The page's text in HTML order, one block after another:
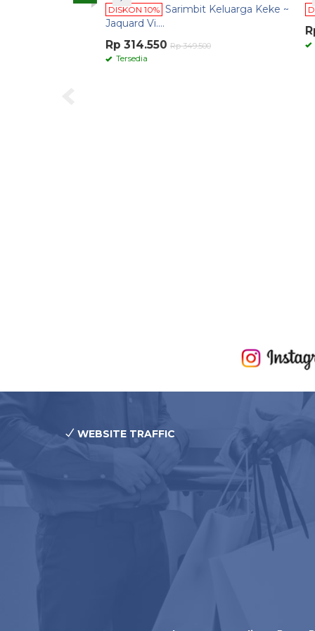
DISKON 10% Sarimbit Keluarga Keke ~
Jaquard Vi....
Rp 314.550 Rp 349.500
Tersedia
Rp
WEBSITE TRAFFIC